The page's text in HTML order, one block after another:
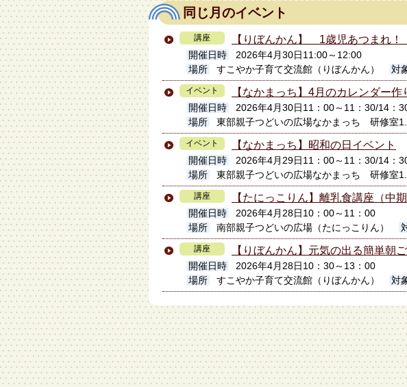
同じ月のイベント
講座 【りぼんかん】 1歳児あつまれ！
開催日時
2026年4月30日11:00～12:00
場所
すこやか子育て交流館（りぼんかん） 対
イベント 【なかまっち】4月のカレンダー作
開催日時
2026年4月30日11：00～11：30/14：
場所
東部親子つどいの広場なかまっち 研修室
イベント 【なかまっち】昭和の日イベント
開催日時
2026年4月29日11：00～11：30/14：
場所
東部親子つどいの広場なかまっち 研修室
講座 【たにっこりん】離乳食講座（中期
開催日時
2026年4月28日10：00～11：00
場所
南部親子つどいの広場（たにっこりん）
講座 【りぼんかん】元気の出る簡単朝
開催日時
2026年4月28日10：30～13：00
場所
すこやか子育て交流館（りぼんかん） 対